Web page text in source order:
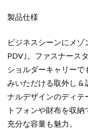
ラ
エ
ク
プ
ス
キ
ャ
ン
製品仕様
ビジネスシーンにメゾ
PDV｣。ファスナース
ショルダーキャリー
みいただける取外し &
ナルデザインのディテ
トフォンや財布を収
充分な容量も魅力。